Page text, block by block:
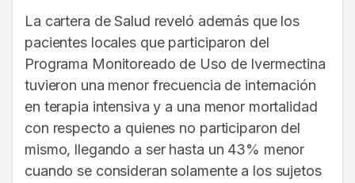
La cartera de Salud reveló además que los
pacientes locales que participaron del
Programa Monitoreado de Uso de Ivermectina
tuvieron una menor frecuencia de internación
en terapia intensiva y a una menor mortalidad
con respecto a quienes no participaron del
mismo, llegando a ser hasta un 43% menor
cuando se consideran solamente a los sujetos